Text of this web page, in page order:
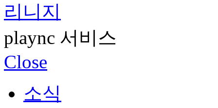
리니지
plaync 서비스
Close
소식